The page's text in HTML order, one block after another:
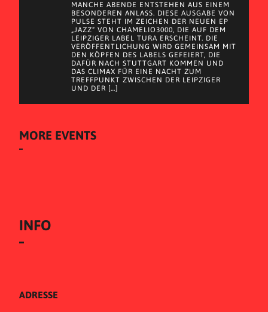
MANCHE ABENDE ENTSTEHEN AUS EINEM
BESONDEREN ANLASS. DIESE AUSGABE VON
PULSE STEHT IM ZEICHEN DER NEUEN EP
„JAZZ“ VON CHAMELIO3000, DIE AUF DEM
LEIPZIGER LABEL TURA ERSCHEINT. DIE
VERÖFFENTLICHUNG WIRD GEMEINSAM MIT
DEN KÖPFEN DES LABELS GEFEIERT, DIE
DAFÜR NACH STUTTGART KOMMEN UND
DAS CLIMAX FÜR EINE NACHT ZUM
TREFFPUNKT ZWISCHEN DER LEIPZIGER
UND DER […]
MORE EVENTS
INFO
ADRESSE